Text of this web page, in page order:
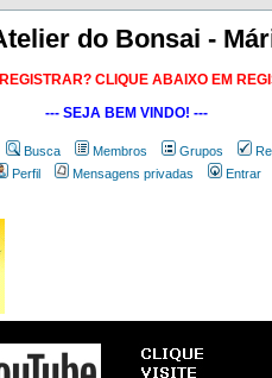
do Bonsai -
CLIQUE ABAIXO EM
--- SEJA BEM VINDO! ---
Busca Membros Grupos
Perfil
Mensagens privadas Entrar